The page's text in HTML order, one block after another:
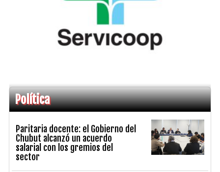
Política
Paritaria docente: el Gobierno del
Chubut alcanzó un acuerdo
salarial con los gremios del
sector